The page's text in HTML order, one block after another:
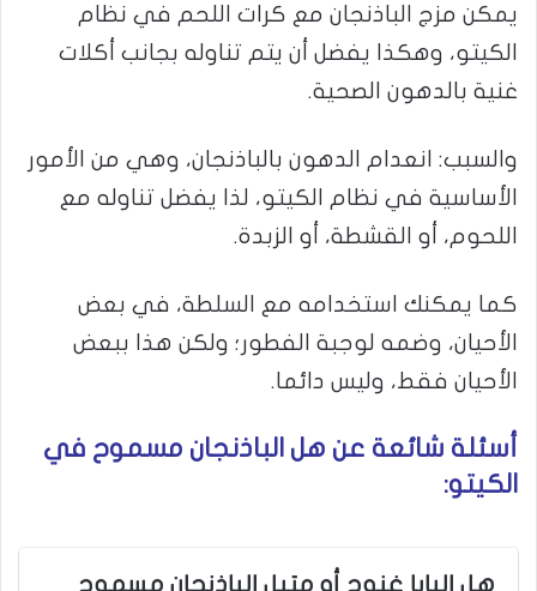
يمكن مزج الباذنجان مع كرات اللحم في نظام
الكيتو، وهكذا يفضل أن يتم تناوله بجانب أكلات
غنية بالدهون الصحية.
والسبب: انعدام الدهون بالباذنجان، وهي من الأمور
الأساسية في نظام الكيتو، لذا يفضل تناوله مع
اللحوم، أو القشطة، أو الزبدة.
كما يمكنك استخدامه مع السلطة، في بعض
الأحيان، وضمه لوجبة الفطور؛ ولكن هذا ببعض
الأحيان فقط، وليس دائما.
أسئلة شائعة عن هل الباذنجان مسموح في
الكيتو:
هل البابا غنوج أو متبل الباذنجان مسموح